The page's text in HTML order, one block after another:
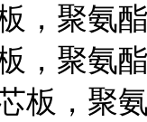
，聚氨
，聚氨
板，聚